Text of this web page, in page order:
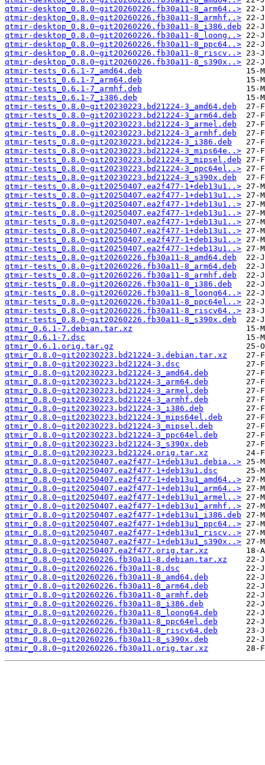
qtmir-desktop_0.8.0~git20260226.fb30a11-8_arm64..>
qtmir-desktop_0.8.0~git20260226.fb30a11-8_armhf..>
qtmir-desktop_0.8.0~git20260226.fb30a11-8_i386.deb
qtmir-desktop_0.8.0~git20260226.fb30a11-8_loong..>
qtmir-desktop_0.8.0~git20260226.fb30a11-8_ppc64..>
qtmir-desktop_0.8.0~git20260226.fb30a11-8_riscv..>
qtmir-desktop_0.8.0~git20260226.fb30a11-8_s390x..>
qtmir-tests_0.6.1-7_amd64.deb
qtmir-tests_0.6.1-7_arm64.deb
qtmir-tests_0.6.1-7_armhf.deb
qtmir-tests_0.6.1-7_i386.deb
qtmir-tests_0.8.0~git20230223.bd21224-3_amd64.deb
qtmir-tests_0.8.0~git20230223.bd21224-3_arm64.deb
qtmir-tests_0.8.0~git20230223.bd21224-3_armel.deb
qtmir-tests_0.8.0~git20230223.bd21224-3_armhf.deb
qtmir-tests_0.8.0~git20230223.bd21224-3_i386.deb
qtmir-tests_0.8.0~git20230223.bd21224-3_mips64e..>
qtmir-tests_0.8.0~git20230223.bd21224-3_mipsel.deb
qtmir-tests_0.8.0~git20230223.bd21224-3_ppc64el..>
qtmir-tests_0.8.0~git20230223.bd21224-3_s390x.deb
qtmir-tests_0.8.0~git20250407.ea2f477-1+deb13u1..>
qtmir-tests_0.8.0~git20250407.ea2f477-1+deb13u1..>
qtmir-tests_0.8.0~git20250407.ea2f477-1+deb13u1..>
qtmir-tests_0.8.0~git20250407.ea2f477-1+deb13u1..>
qtmir-tests_0.8.0~git20250407.ea2f477-1+deb13u1..>
qtmir-tests_0.8.0~git20250407.ea2f477-1+deb13u1..>
qtmir-tests_0.8.0~git20250407.ea2f477-1+deb13u1..>
qtmir-tests_0.8.0~git20250407.ea2f477-1+deb13u1..>
qtmir-tests_0.8.0~git20260226.fb30a11-8_amd64.deb
qtmir-tests_0.8.0~git20260226.fb30a11-8_arm64.deb
qtmir-tests_0.8.0~git20260226.fb30a11-8_armhf.deb
qtmir-tests_0.8.0~git20260226.fb30a11-8_i386.deb
qtmir-tests_0.8.0~git20260226.fb30a11-8_loong64..>
qtmir-tests_0.8.0~git20260226.fb30a11-8_ppc64el..>
qtmir-tests_0.8.0~git20260226.fb30a11-8_riscv64..>
qtmir-tests_0.8.0~git20260226.fb30a11-8_s390x.deb
qtmir_0.6.1-7.debian.tar.xz
qtmir_0.6.1-7.dsc
qtmir_0.6.1.orig.tar.gz
qtmir_0.8.0~git20230223.bd21224-3.debian.tar.xz
qtmir_0.8.0~git20230223.bd21224-3.dsc
qtmir_0.8.0~git20230223.bd21224-3_amd64.deb
qtmir_0.8.0~git20230223.bd21224-3_arm64.deb
qtmir_0.8.0~git20230223.bd21224-3_armel.deb
qtmir_0.8.0~git20230223.bd21224-3_armhf.deb
qtmir_0.8.0~git20230223.bd21224-3_i386.deb
qtmir_0.8.0~git20230223.bd21224-3_mips64el.deb
qtmir_0.8.0~git20230223.bd21224-3_mipsel.deb
qtmir_0.8.0~git20230223.bd21224-3_ppc64el.deb
qtmir_0.8.0~git20230223.bd21224-3_s390x.deb
qtmir_0.8.0~git20230223.bd21224.orig.tar.xz
qtmir_0.8.0~git20250407.ea2f477-1+deb13u1.debia..>
qtmir_0.8.0~git20250407.ea2f477-1+deb13u1.dsc
qtmir_0.8.0~git20250407.ea2f477-1+deb13u1_amd64..>
qtmir_0.8.0~git20250407.ea2f477-1+deb13u1_arm64..>
qtmir_0.8.0~git20250407.ea2f477-1+deb13u1_armel..>
qtmir_0.8.0~git20250407.ea2f477-1+deb13u1_armhf..>
qtmir_0.8.0~git20250407.ea2f477-1+deb13u1_i386.deb
qtmir_0.8.0~git20250407.ea2f477-1+deb13u1_ppc64..>
qtmir_0.8.0~git20250407.ea2f477-1+deb13u1_riscv..>
qtmir_0.8.0~git20250407.ea2f477-1+deb13u1_s390x..>
qtmir_0.8.0~git20250407.ea2f477.orig.tar.xz
qtmir_0.8.0~git20260226.fb30a11-8.debian.tar.xz
qtmir_0.8.0~git20260226.fb30a11-8.dsc
qtmir_0.8.0~git20260226.fb30a11-8_amd64.deb
qtmir_0.8.0~git20260226.fb30a11-8_arm64.deb
qtmir_0.8.0~git20260226.fb30a11-8_armhf.deb
qtmir_0.8.0~git20260226.fb30a11-8_i386.deb
qtmir_0.8.0~git20260226.fb30a11-8_loong64.deb
qtmir_0.8.0~git20260226.fb30a11-8_ppc64el.deb
qtmir_0.8.0~git20260226.fb30a11-8_riscv64.deb
qtmir_0.8.0~git20260226.fb30a11-8_s390x.deb
qtmir_0.8.0~git20260226.fb30a11.orig.tar.xz